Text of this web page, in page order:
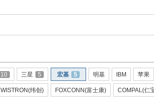
索
10 三星 5 宏基 5 明基 IBM 苹果
WISTRON(纬创) FOXCONN(富士康) COMPAL(仁